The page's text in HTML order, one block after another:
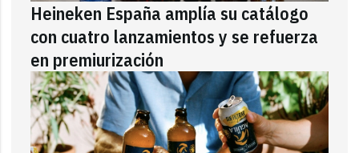
Heineken España amplía su catálogo
con cuatro lanzamientos y se refuerza
en premiurización